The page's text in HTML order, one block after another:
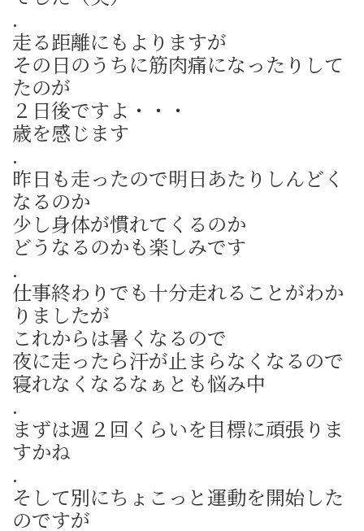
.
走る距離にもよりますが
その日のうちに筋肉痛になったりして
たのが
２日後ですよ・・・
歳を感じます
.
昨日も走ったので明日あたりしんどく
なるのか
少し身体が慣れてくるのか
どうなるのかも楽しみです
.
仕事終わりでも十分走れることがわか
りましたが
これからは暑くなるので
夜に走ったら汗が止まらなくなるので
寝れなくなるなぁとも悩み中
.
まずは週２回くらいを目標に頑張りま
すかね
.
そして別にちょこっと運動を開始した
のですが